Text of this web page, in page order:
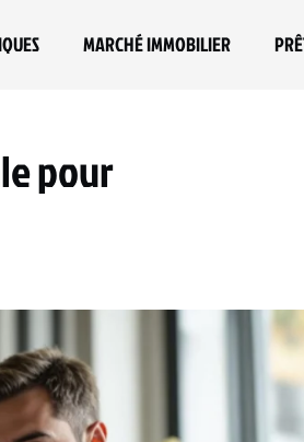
MARCHÉ IMMOBILIER
pour